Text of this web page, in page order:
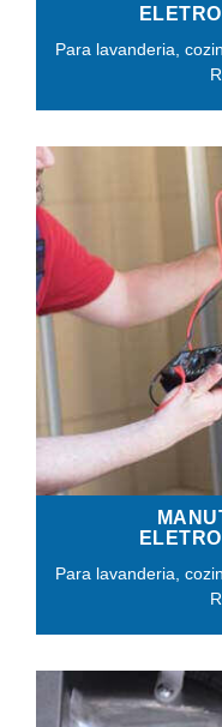
Para lavanderia,
Para lavanderia,